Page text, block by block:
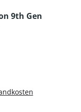
9th Gen